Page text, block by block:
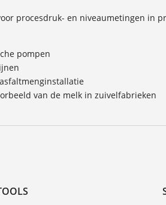
procesdruk- en niveaumetingen in
pompen
van de melk in zuivelfabrieken